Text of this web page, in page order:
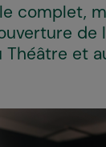
complet,
et